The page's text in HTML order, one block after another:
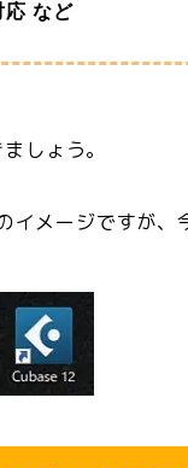
など
しょう。
イメージですが、